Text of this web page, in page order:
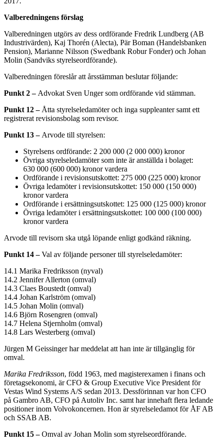
Valberedningens förslag
Valberedningen utgörs av dess ordförande Fredrik Lundberg (AB
Industrivärden), Kaj Thorén (Alecta), Pär Boman (Handelsbanken
Pension), Marianne Nilsson (Swedbank Robur Fonder) och Johan
Molin (Sandviks styrelseordförande).
Valberedningen föreslår att årsstämman beslutar följande:
Punkt 2 – Advokat Sven Unger som ordförande vid stämman.
Punkt 12 –Åtta styrelseledamöter och inga suppleanter samt ett
registrerat revisionsbolag som revisor.
Punkt 13 – Arvode till styrelsen:
Styrelsens ordförande: 2 200 000 (2 000 000) kronor
Övriga styrelseledamöter som inte är anställda i bolaget:
630 000 (600 000) kronor vardera
Ordförande i revisionsutskottet: 275 000 (225 000) kronor
Övriga ledamöter i revisionsutskottet: 150 000 (150 000)
kronor vardera
Ordförande i ersättningsutskottet: 125 000 (125 000) kronor
Övriga ledamöter i ersättningsutskottet: 100 000 (100 000)
kronorvardera
Arvode till revisorn ska utgå löpande enligt godkänd räkning.
Punkt 14 –Val av följande personer till styrelseledamöter:
14.1 Marika Fredriksson (nyval)
14.2 Jennifer Allerton (omval)
14.3 Claes Boustedt (omval)
14.4 Johan Karlström (omval)
14.5 Johan Molin (omval)
14.6 Björn Rosengren (omval)
14.7 Helena Stjernholm (omval)
14.8 Lars Westerberg (omval)
Jürgen M Geissinger har meddelat att han inte är tillgänglig för
omval.
Marika Fredriksson, född 1963, med magisterexamen i finans och
företagsekonomi, är CFO & Group Executive Vice President för
Vestas Wind Systems A/S sedan 2013. Dessförinnan var hon CFO
på Gambro AB, CFO på Autoliv Inc. samt har innehaft flera ledande
positioner inom Volvokoncernen. Hon är styrelseledamot för ÅF AB
och SSAB AB.
Punkt 15 –Omval av Johan Molin som styrelseordförande.